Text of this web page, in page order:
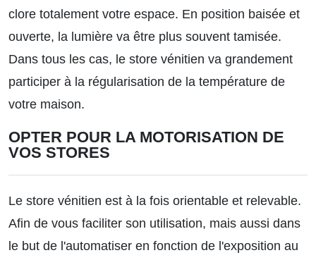
clore totalement votre espace. En position baisée et
ouverte, la lumière va être plus souvent tamisée.
Dans tous les cas, le store vénitien va grandement
participer à la régularisation de la température de
votre maison.
OPTER POUR LA MOTORISATION DE
VOS STORES
Le store vénitien est à la fois orientable et relevable.
Afin de vous faciliter son utilisation, mais aussi dans
le but de l'automatiser en fonction de l'exposition au